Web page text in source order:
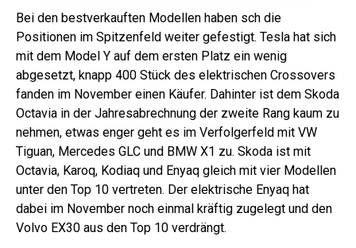
Bei den bestverkauften Modellen haben sch die
Positionen im Spitzenfeld weiter gefestigt. Tesla hat sich
mit dem Model Y auf dem ersten Platz ein wenig
abgesetzt, knapp 400 Stück des elektrischen Crossovers
fanden im November einen Käufer. Dahinter ist dem Skoda
Octavia in der Jahresabrechnung der zweite Rang kaum zu
nehmen, etwas enger geht es im Verfolgerfeld mit VW
Tiguan, Mercedes GLC und BMW X1 zu. Skoda ist mit
Octavia, Karoq, Kodiaq und Enyaq gleich mit vier Modellen
unter den Top 10 vertreten. Der elektrische Enyaq hat
dabei im November noch einmal kräftig zugelegt und den
Volvo EX30 aus den Top 10 verdrängt.